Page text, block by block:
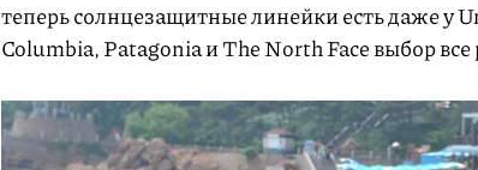
теперь солнцезащитные линейки есть даже у
Columbia, Patagonia и The North Face выбор